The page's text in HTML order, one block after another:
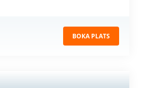
BOKA PLATS